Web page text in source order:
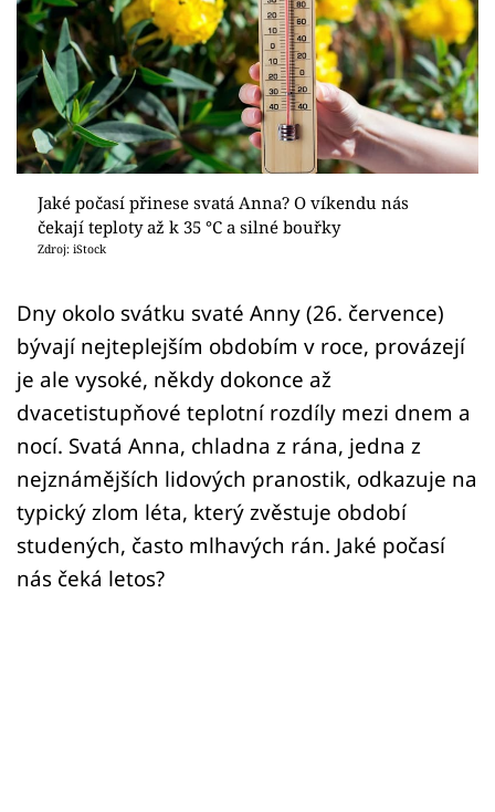
Sledujte prima+
Přihlášení
Sledujte nás
Jaké počasí přinese svatá Anna? O víkendu nás
čekají teploty až k 35 °C a silné bouřky
Zdroj: iStock
Dny okolo svátku svaté Anny (26. července)
bývají nejteplejším obdobím v roce, provázejí
je ale vysoké, někdy dokonce až
dvacetistupňové teplotní rozdíly mezi dnem a
nocí. Svatá Anna, chladna z rána, jedna z
nejznámějších lidových pranostik, odkazuje na
typický zlom léta, který zvěstuje období
studených, často mlhavých rán. Jaké počasí
nás čeká letos?